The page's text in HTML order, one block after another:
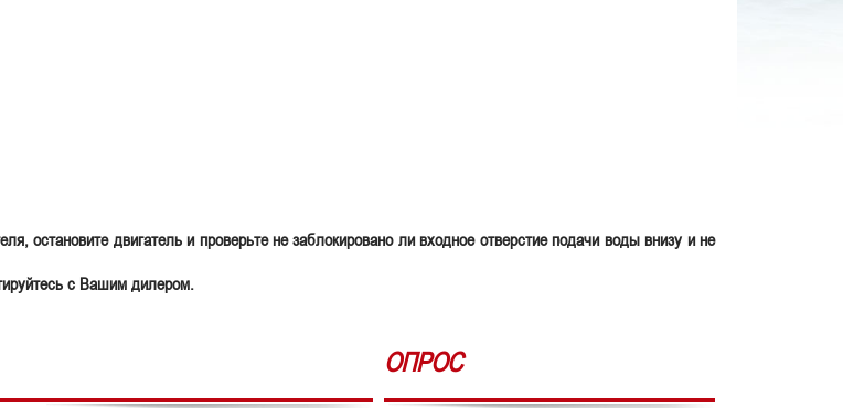
остановите двигатель и проверьте не заблокировано ли входное отверстие подачи воды внизу и не
с Вашим дилером.
ОПРОС